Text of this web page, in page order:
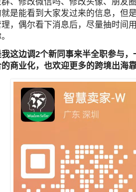
是能看到大家发过来的信息，但
，偶尔看下消息后，尽量抽时间
这边调2个新同事来半全职参与
商业化，也欢迎更多的跨境出海